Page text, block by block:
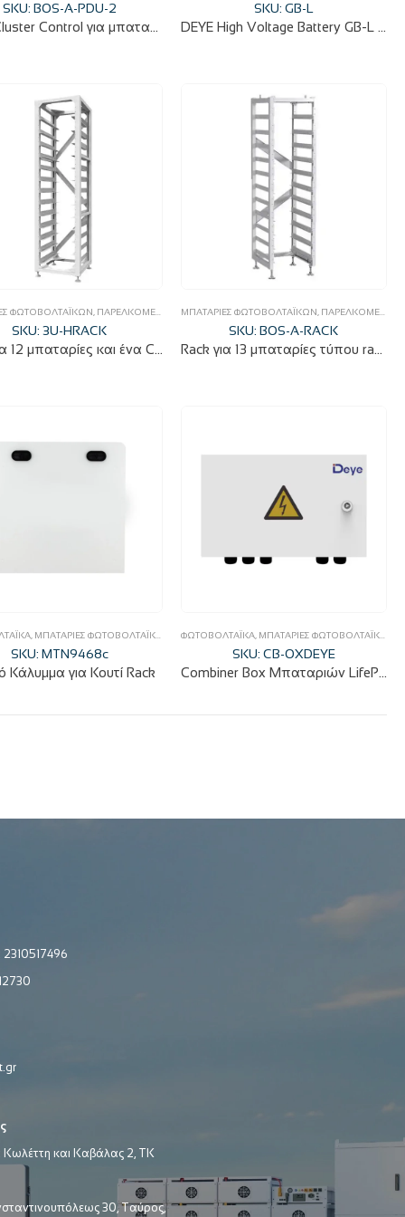
SKU: BOS-A-PDU-2
DEYE Cluster Control για μπαταρίες High Voltage BOS-A
SKU: GB-L
DEYE High Voltage Battery GB-L από 8,18 έως 24,54kwh
ΦΩΤΟΒΟΛΤΑΪΚΏΝ ΠΑΡΕΛΚΌΜΕΝΑ ΜΠΑΤΑΡΙΏΝ ,ΦΩΤΟΒΟΛΤΑΪΚΆ
SKU: 3U-HRACK
Rack για 12 μπαταρίες και ένα Cluster Control High Voltage 3U-HRACK
ΜΠΑΤΑΡΊΕΣ ΦΩΤΟΒΟΛΤΑΪΚΏΝ ΠΑΡΕΛΚΌΜΕΝΑ ΜΠΑΤΑΡΙΏΝ
SKU: BOS-A-RACK
Rack για 13 μπαταρίες τύπου rack και ένα Cluster Control High Voltage BOS-A
ΜΠΑΤΑΡΙΏΝ
, ΜΠΑΤΑΡΊΕΣ ΦΩΤΟΒΟΛΤΑΪΚΏΝ ΠΑΡΕΛΚΌΜΕΝΑ ΜΠΑΤΑΡΙΏΝ
SKU: MTN9468c
Κάλυμμα για Κουτί Rack
ΦΩΤΟΒΟΛΤΑΪΚΆ, ΜΠΑΤΑΡΊΕΣ ΦΩΤΟΒΟΛΤΑΪΚΏΝ
SKU: CB-OXDEYE
Combiner Box Μπαταριών LifePO4 DEYE
2310517496
Κωλέττη και Καβάλας 2, ΤΚ
30, Ταύρος,